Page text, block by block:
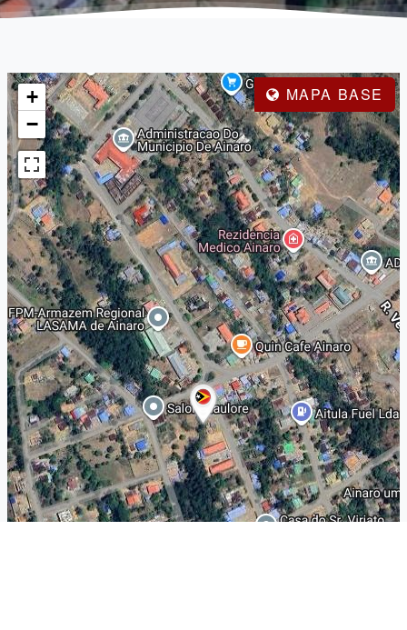
MAPA BASE
+
−